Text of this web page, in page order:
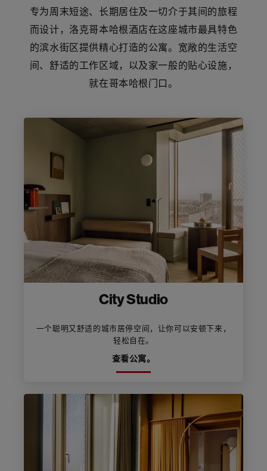
专为周末短途、长期居住及一切介于其间的旅程
而设计，洛克哥本哈根酒店在这座城市最具特色
的滨水街区提供精心打造的公寓。宽敞的生活空
间、舒适的工作区域，以及家一般的贴心设施，
就在哥本哈根门口。
City Studio
一个聪明又舒适的城市居停空间，让你可以安顿下来，
轻松自在。
查看公寓。